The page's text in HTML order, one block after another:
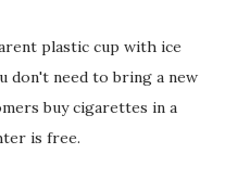
plastic cup with ice
don't need to bring a new
buy cigarettes in a
is free.